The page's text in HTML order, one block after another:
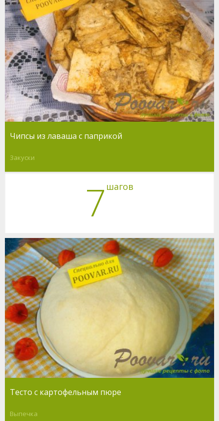
Чипсы из лаваша с паприкой
Закуски
7 шагов
Тесто с картофельным пюре
Выпечка